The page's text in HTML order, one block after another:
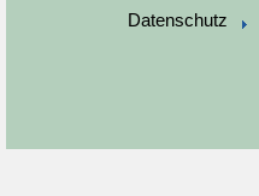
Datenschutz